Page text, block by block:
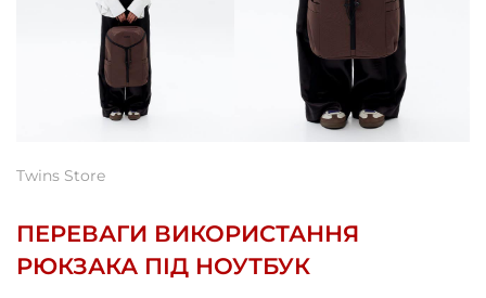
Twins Store
ПЕРЕВАГИ ВИКОРИСТАННЯ
РЮКЗАКА ПІД НОУТБУК